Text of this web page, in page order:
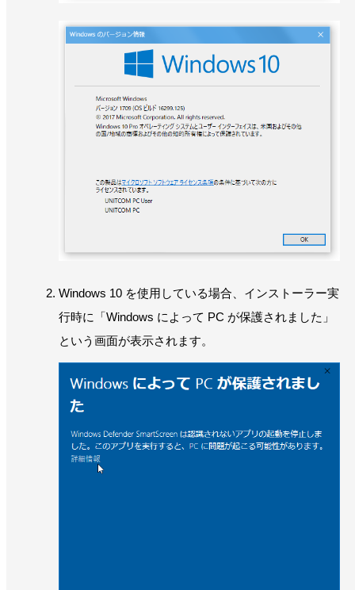
Windows 10 を使用している場合、インストーラー実
行時に「Windows によって PC が保護されました」
という画面が表示されます。